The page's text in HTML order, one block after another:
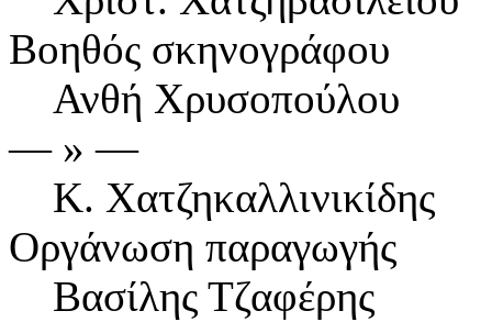
Βοηθός σκηνογράφου
Ανθή Χρυσοπούλου
― » ―
Κ. Χατζηκαλλινικίδης
Οργάνωση παραγωγής
Βασίλης Τζαφέρης